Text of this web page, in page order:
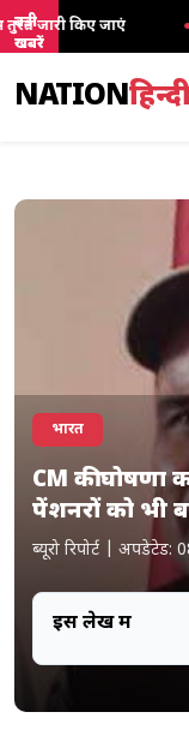
बड़ी
खबरें
●फर्जी PhD विवाद में बड़ा
NATIONहिन्दी
भारत
CM की घोषणा
पेंशनरों को भी
ब्यूरो रिपोर्ट अपडेटेड:
इस लेख में